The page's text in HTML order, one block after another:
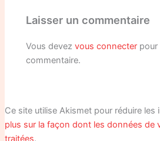
Laisser un commentaire
Vous devezvous connecter pour
commentaire.
Ce site utilise Akismet pour réduire les
plus sur la façon dont les données de
traitées.